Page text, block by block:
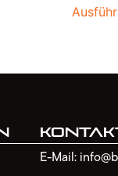
E-Mail: